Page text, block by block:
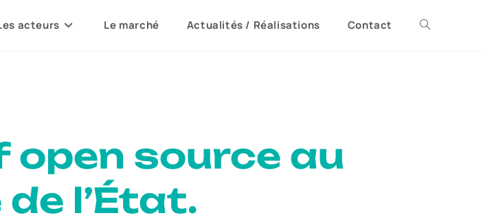
acteurs Le marché Actualités / Réalisations Contact
source au
l’État.